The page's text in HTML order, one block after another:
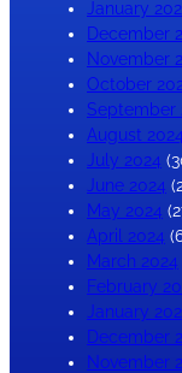
January
December
November
October
September
August 2024
July 2024
June 2024
May 2024
April 2024
March 2024
February
January
December
November